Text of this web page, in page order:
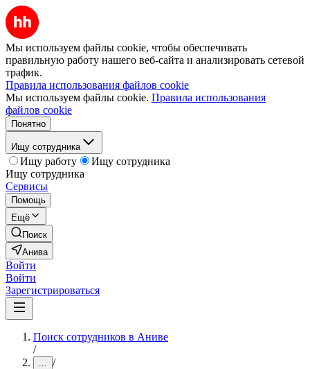
Мы используем файлы cookie, чтобы обеспечивать
правильную работу нашего веб-сайта и анализировать сетевой
трафик.
Правила использования файлов cookie
Мы используем файлы cookie. Правила использования
файлов cookie
Понятно
Ищу сотрудника
Ищу работу
Ищу сотрудника
Ищу сотрудника
Сервисы
Помощь
Ещё
Поиск
Анива
Войти
Войти
Зарегистрироваться
Поиск сотрудников в Аниве
/
... /